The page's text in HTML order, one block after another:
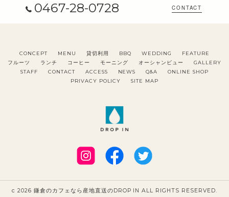
0467-28-0728 CONTACT
CONCEPT MENU 貸切利用 BBQ WEDDING
FEATURE
フルーツ
ランチ コーヒー モーニング オーシャンビュー
GALLERY
STAFF
CONTACT ACCESS NEWS Q&A
ONLINE SHOP
PRIVACY POLICY
SITE MAP
c 2026 鎌倉のカフェなら産地直送のDROP IN ALL RIGHTS RESERVED.